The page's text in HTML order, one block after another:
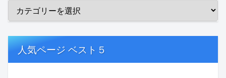
人気ページ ベスト５